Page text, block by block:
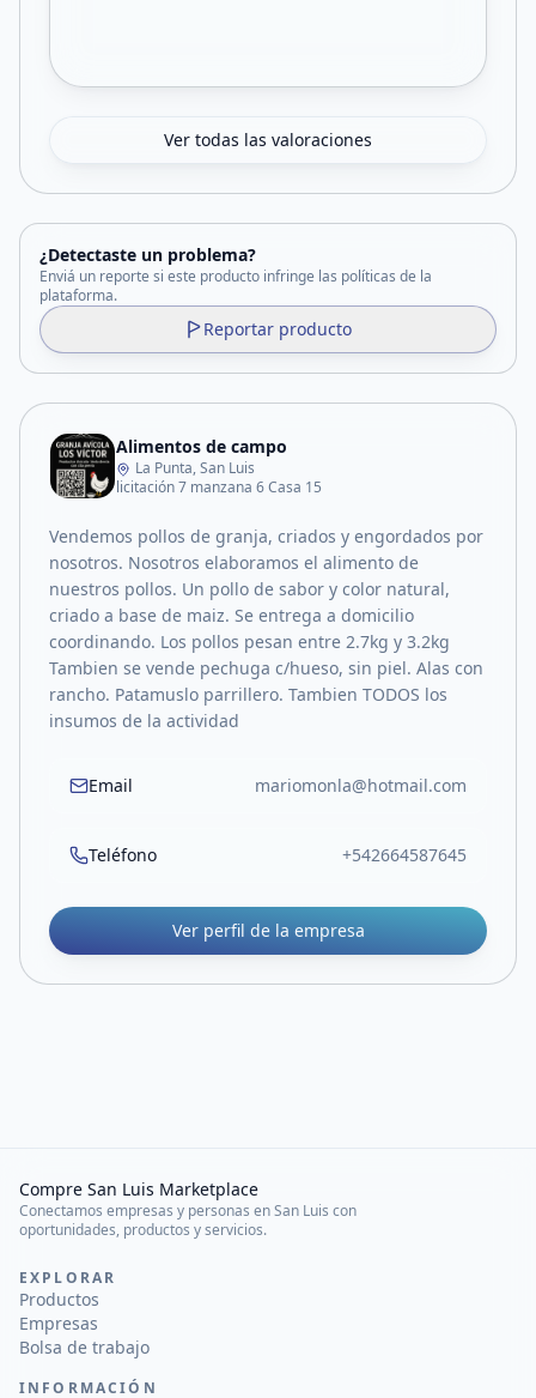
Ver todas las valoraciones
¿Detectaste un problema?
Enviá un reporte si este producto infringe las políticas de la
plataforma.
Reportar producto
Alimentos de campo
La Punta, San Luis
licitación 7 manzana 6 Casa 15
Vendemos pollos de granja, criados y engordados por
nosotros. Nosotros elaboramos el alimento de
nuestros pollos. Un pollo de sabor y color natural,
criado a base de maiz. Se entrega a domicilio
coordinando. Los pollos pesan entre 2.7kg y 3.2kg
Tambien se vende pechuga c/hueso, sin piel. Alas con
rancho. Patamuslo parrillero. Tambien TODOS los
insumos de la actividad
Email mariomonla@hotmail.com
Teléfono +542664587645
Ver perfil de la empresa
Compre San Luis Marketplace
Conectamos empresas y personas en San Luis con
oportunidades, productos y servicios.
EXPLORAR
Productos
Empresas
Bolsa de trabajo
INFORMACIÓN